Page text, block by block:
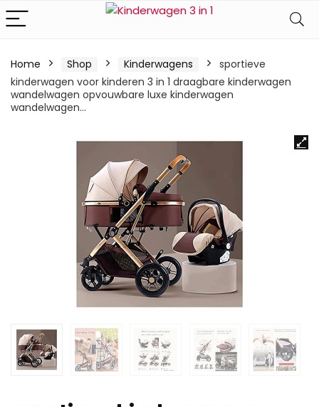
Home Shop Kinderwagens
sportieve
kinderwagen voor kinderen 3 in 1 draagbare kinderwagen
wandelwagen opvouwbare luxe kinderwagen
wandelwagen…